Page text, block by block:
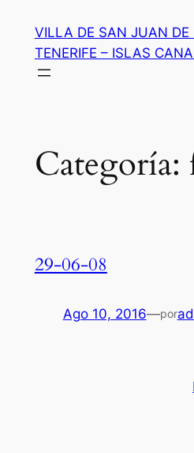
contenido
VILLA DE SAN JUAN
TENERIFE – ISLAS
Categoría:
29-06-08
Ago 10, 2016—por